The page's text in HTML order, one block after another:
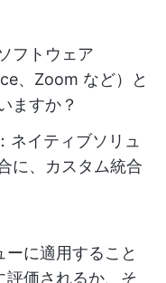
フトウェア
、Zoom など）と
ますか？
：ネイティブソリュ
に、カスタム統合
に適用すること
評価されるか、そ